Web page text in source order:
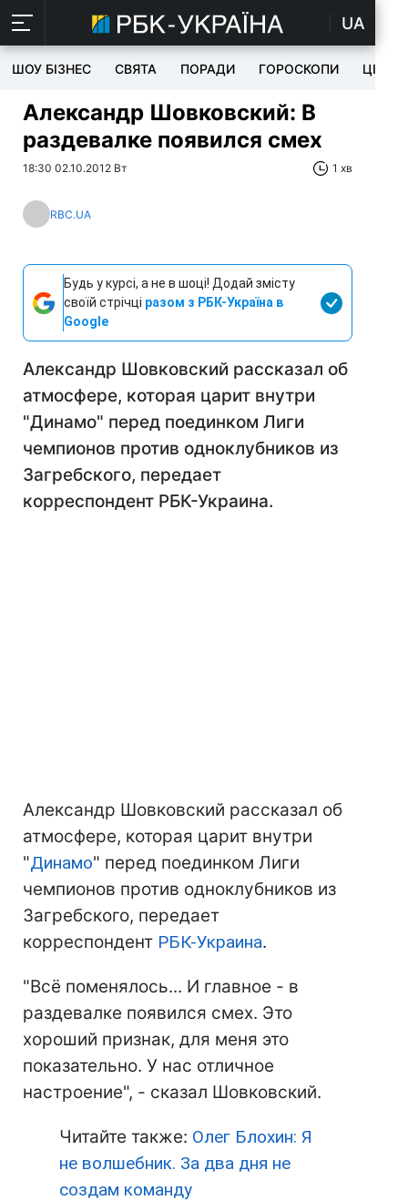
UA
ШОУ БІЗНЕС СВЯТА ПОРАДИ ГОРОСКОПИ ЦІКАВЕ
Александр Шовковский: В
раздевалке появился смех
18:30 02.10.2012 Вт 1 хв
RBC.UA
Будь у курсі, а не в шоці! Додай змісту
своїй стрічці разом з РБК-Україна в
Google
Александр Шовковский рассказал об
атмосфере, которая царит внутри
"Динамо" перед поединком Лиги
чемпионов против одноклубников из
Загребского, передает
корреспондент РБК-Украина.
Александр Шовковский рассказал об
атмосфере, которая царит внутри
"Динамо" перед поединком Лиги
чемпионов против одноклубников из
Загребского, передает
корреспондент РБК-Украина.
"Всё поменялось... И главное - в
раздевалке появился смех. Это
хороший признак, для меня это
показательно. У нас отличное
настроение", - сказал Шовковский.
Читайте также: Олег Блохин: Я
не волшебник. За два дня не
создам команду